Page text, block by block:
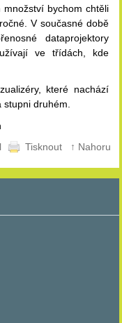
bychom chtěli
V současné době
dataprojektory
ve třídách, kde
které nachází
druhém.
Tisknout ↑ Nahoru